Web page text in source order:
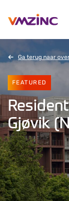
Ga terug naar
FEATURED
Gjøvik